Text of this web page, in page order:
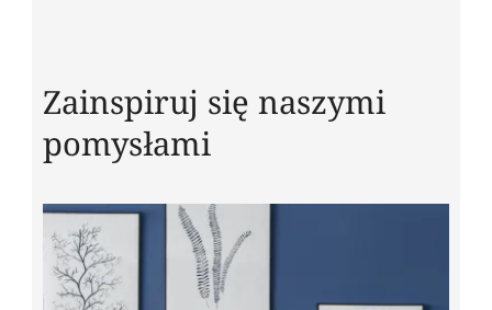
Zainspiruj się naszymi
pomysłami